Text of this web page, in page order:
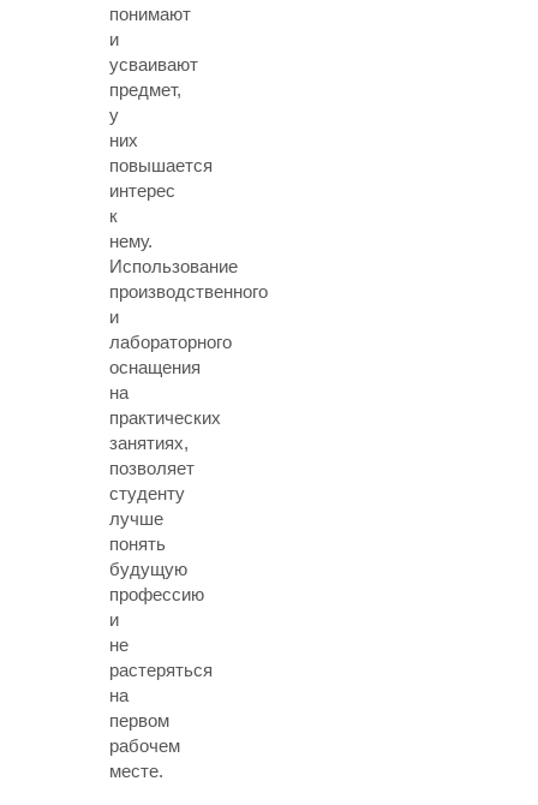
понимают
и
усваивают
предмет,
у
них
повышается
интерес
к
нему.
Использование
производственного
и
лабораторного
оснащения
на
практических
занятиях,
позволяет
студенту
лучше
понять
будущую
профессию
и
не
растеряться
на
первом
рабочем
месте.